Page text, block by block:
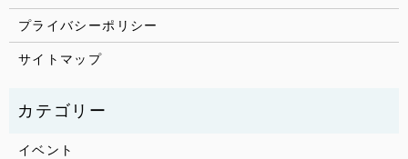
プライバシーポリシー
サイトマップ
イベント